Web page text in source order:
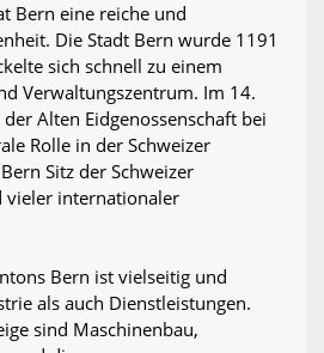
Bern eine reiche und
Die Stadt Bern wurde 1191
sich schnell zu einem
Verwaltungszentrum. Im 14.
Alten Eidgenossenschaft bei
Rolle in der Schweizer
Sitz der Schweizer
vieler internationaler
Bern ist vielseitig und
als auch Dienstleistungen.
sind Maschinenbau,